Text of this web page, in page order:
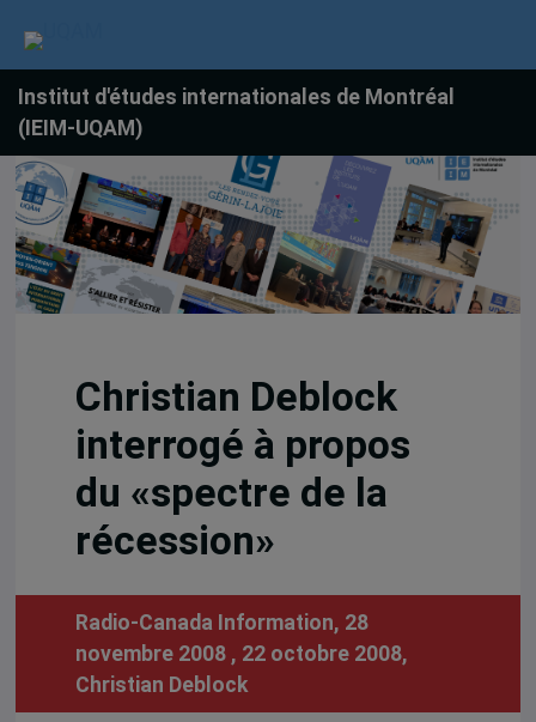
Institut d'études internationales de Montréal
(IEIM-UQAM)
Christian Deblock
interrogé à propos
du «spectre de la
récession»
Radio-Canada Information, 28
novembre 2008 , 22 octobre 2008,
Christian Deblock